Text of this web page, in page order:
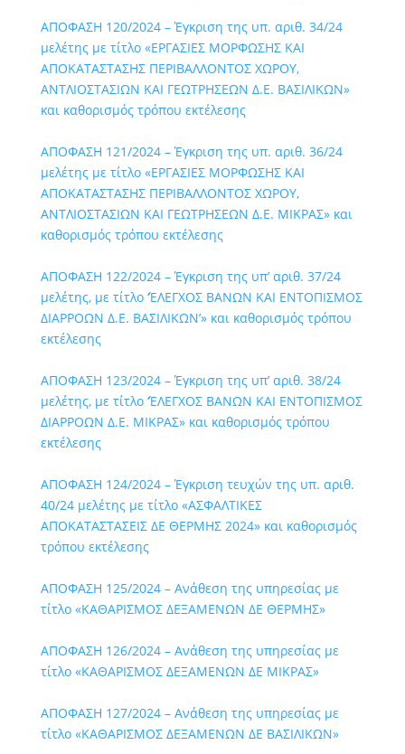
ΑΠΟΦΑΣΗ 120/2024 – Έγκριση της υπ. αριθ. 34/24
μελέτης με τίτλο «ΕΡΓΑΣΙΕΣ ΜΟΡΦΩΣΗΣ ΚΑΙ
ΑΠΟΚΑΤΑΣΤΑΣΗΣ ΠΕΡΙΒΑΛΛΟΝΤΟΣ ΧΩΡΟΥ,
ΑΝΤΛΙΟΣΤΑΣΙΩΝ ΚΑΙ ΓΕΩΤΡΗΣΕΩΝ Δ.Ε. ΒΑΣΙΛΙΚΩΝ»
και καθορισμός τρόπου εκτέλεσης
ΑΠΟΦΑΣΗ 121/2024 – Έγκριση της υπ. αριθ. 36/24
μελέτης με τίτλο «ΕΡΓΑΣΙΕΣ ΜΟΡΦΩΣΗΣ ΚΑΙ
ΑΠΟΚΑΤΑΣΤΑΣΗΣ ΠΕΡΙΒΑΛΛΟΝΤΟΣ ΧΩΡΟΥ,
ΑΝΤΛΙΟΣΤΑΣΙΩΝ ΚΑΙ ΓΕΩΤΡΗΣΕΩΝ Δ.Ε. ΜΙΚΡΑΣ» και
καθορισμός τρόπου εκτέλεσης
ΑΠΟΦΑΣΗ 122/2024 – Έγκριση της υπ’ αριθ. 37/24
μελέτης, με τίτλο ‘ΈΛΕΓΧΟΣ ΒΑΝΩΝ ΚΑΙ ΕΝΤΟΠΙΣΜΟΣ
ΔΙΑΡΡΟΩΝ Δ.Ε. ΒΑΣΙΛΙΚΩΝ’» και καθορισμός τρόπου
εκτέλεσης
ΑΠΟΦΑΣΗ 123/2024 – Έγκριση της υπ’ αριθ. 38/24
μελέτης, με τίτλο ‘ΈΛΕΓΧΟΣ ΒΑΝΩΝ ΚΑΙ ΕΝΤΟΠΙΣΜΟΣ
ΔΙΑΡΡΟΩΝ Δ.Ε. ΜΙΚΡΑΣ» και καθορισμός τρόπου
εκτέλεσης
ΑΠΟΦΑΣΗ 124/2024 – Έγκριση τευχών της υπ. αριθ.
40/24 μελέτης με τίτλο «ΑΣΦΑΛΤΙΚΕΣ
ΑΠΟΚΑΤΑΣΤΑΣΕΙΣ ΔΕ ΘΕΡΜΗΣ 2024» και καθορισμός
τρόπου εκτέλεσης
ΑΠΟΦΑΣΗ 125/2024 – Ανάθεση της υπηρεσίας με
τίτλο «ΚΑΘΑΡΙΣΜΟΣ ΔΕΞΑΜΕΝΩΝ ΔΕ ΘΕΡΜΗΣ»
ΑΠΟΦΑΣΗ 126/2024 – Ανάθεση της υπηρεσίας με
τίτλο «ΚΑΘΑΡΙΣΜΟΣ ΔΕΞΑΜΕΝΩΝ ΔΕ ΜΙΚΡΑΣ»
ΑΠΟΦΑΣΗ 127/2024 – Ανάθεση της υπηρεσίας με
τίτλο «ΚΑΘΑΡΙΣΜΟΣ ΔΕΞΑΜΕΝΩΝ ΔΕ ΒΑΣΙΛΙΚΩΝ»